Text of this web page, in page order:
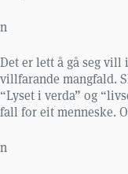
n
Det er lett å gå seg
villfarande mangfald.
“Lyset i verda” og
fall for eit menneske.
n